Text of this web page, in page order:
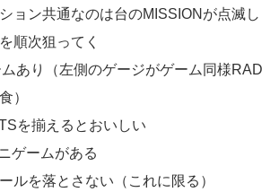
ョン共通なのは台のMISSIONが点滅し
順次狙ってく
あり（左側のゲージがゲーム同様RAD
）
を揃えるとおいしい
ゲームがある
ルを落とさない（これに限る）